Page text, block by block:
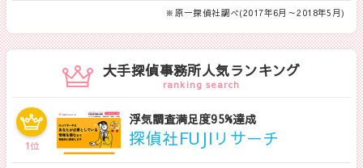
※原一探偵社調べ(2017年6月～2018年5月)
大手探偵事務所人気ランキング
ranking search
1位
浮気調査満足度95%達成
探偵社FUJIリサーチ